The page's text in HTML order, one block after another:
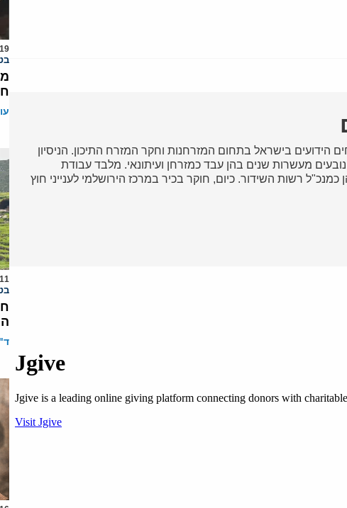
הידועים בישראל בתחום המזרחנות וחקר המזרח התיכון. הניסיון
מעשרות שנים בהן עבד כמזרחן ועיתונאי. מלבד עבודת
רשות השידור. כיום, חוקר בכיר במרכז הירושלמי לענייני חוץ
19 מאי, 2026
11 מאי, 2026